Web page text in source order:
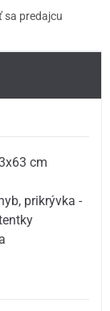
sa predajcu
cm
, prikrývka -